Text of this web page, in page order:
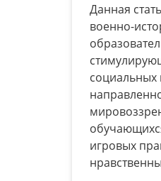
Данная
военно-
социальных
игровых